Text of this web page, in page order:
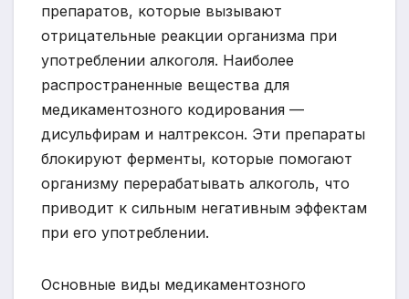
препаратов, которые вызывают
отрицательные реакции организма при
употреблении алкоголя. Наиболее
распространенные вещества для
медикаментозного кодирования —
дисульфирам и налтрексон. Эти препараты
блокируют ферменты, которые помогают
организму перерабатывать алкоголь, что
приводит к сильным негативным эффектам
при его употреблении.
Основные виды медикаментозного